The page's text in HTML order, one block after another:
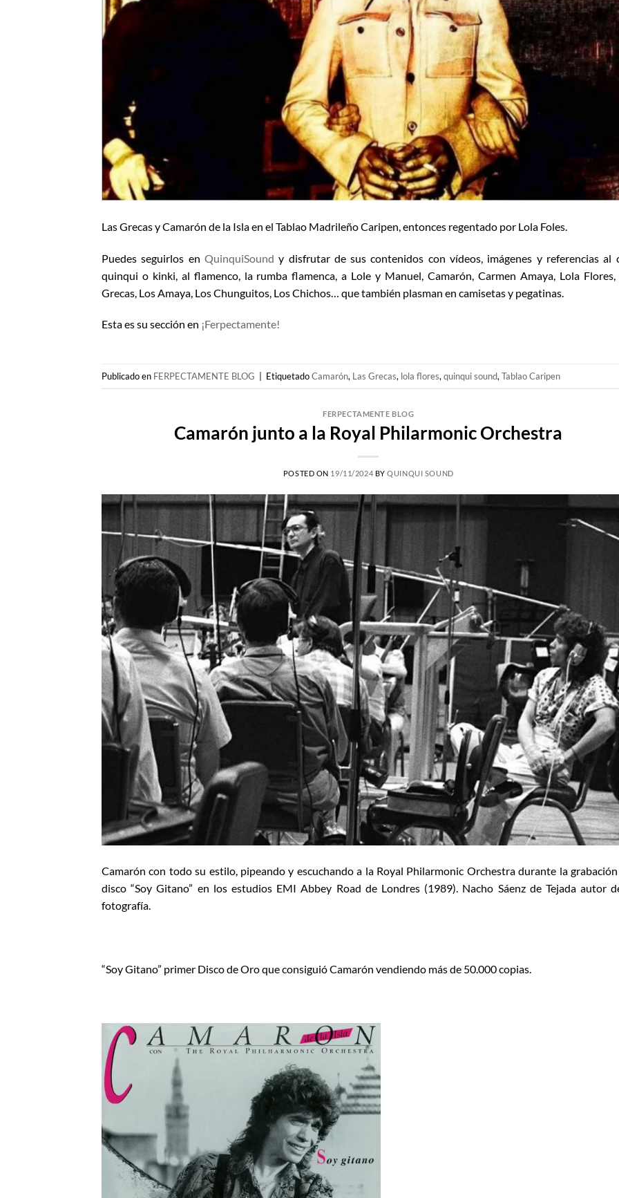
Las Grecas y Camarón de la Isla en el Tablao Madrileño Caripen, entonces regentado por Lola Foles.
Puedes seguirlos en QuinquiSound y disfrutar de sus contenidos con vídeos, imágenes y referencias al
quinqui o kinki, al flamenco, la rumba flamenca, a Lole y Manuel, Camarón, Carmen Amaya, Lola Flores,
Grecas, Los Amaya, Los Chunguitos, Los Chichos… que también plasman en camisetas y pegatinas.
Esta es su sección en ¡Ferpectamente!
Publicado en FERPECTAMENTE BLOG | EtiquetadoCamarón, Las Grecas, lola flores, quinqui sound, Tablao Caripen
FERPECTAMENTE BLOG
Camarón junto a la Royal Philarmonic Orchestra
POSTED ON 19/11/2024 BYQUINQUI SOUND
Camarón con todo su estilo, pipeando y escuchando a la Royal Philarmonic Orchestra durante la
disco “Soy Gitano” en los estudios EMI Abbey Road de Londres (1989). Nacho Sáenz de Tejada autor
fotografía.
“Soy Gitano” primer Disco de Oro que consiguió Camarón vendiendo más de 50.000 copias.